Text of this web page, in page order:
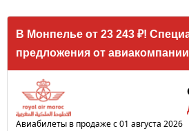
В Монпелье от 23 243 ₽!
предложения от
Авиабилеты в продаже с 01 августа 2026